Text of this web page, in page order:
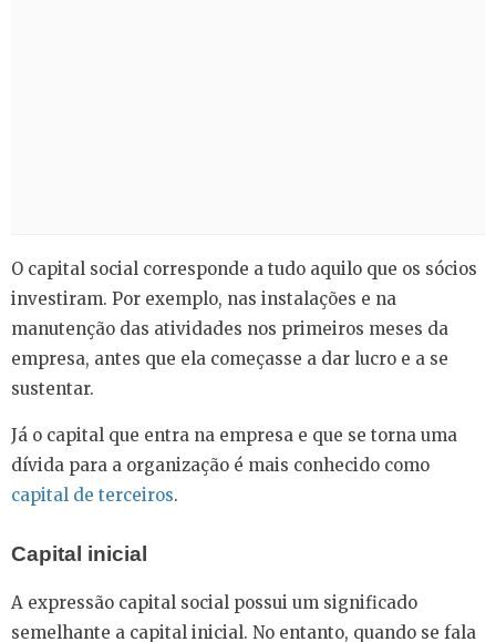
O capital social corresponde a tudo aquilo que os sócios
investiram. Por exemplo, nas instalações e na
manutenção das atividades nos primeiros meses da
empresa, antes que ela começasse a dar lucro e a se
sustentar.
Já o capital que entra na empresa e que se torna uma
dívida para a organização é mais conhecido como
capital de terceiros.
Capital inicial
A expressão capital social possui um significado
semelhante a capital inicial. No entanto, quando se fala